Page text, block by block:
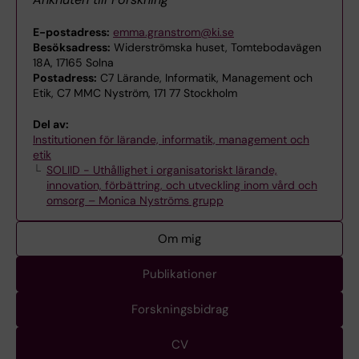
E-postadress: emma.granstrom@ki.se
Besöksadress: Widerströmska huset, Tomtebodavägen
18A, 17165 Solna
Postadress: C7 Lärande, Informatik, Management och
Etik, C7 MMC Nyström, 171 77 Stockholm
Del av:
Institutionen för lärande, informatik, management och
etik
SOLIID - Uthållighet i organisatoriskt lärande,
innovation, förbättring, och utveckling inom vård och
omsorg – Monica Nyströms grupp
Om mig
Publikationer
Forskningsbidrag
CV